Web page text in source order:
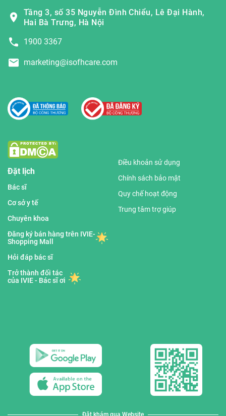
Tầng 3, số 35 Nguyễn Đình Chiểu, Lê Đại Hành,
Hai Bà Trưng, Hà Nội
1900 3367
marketing@isofhcare.com
Đặt lịch
Bác sĩ
Cơ sở y tế
Chuyên khoa
Đăng ký bán hàng trên IVIE-
Shopping Mall
Hỏi đáp bác sĩ
Trở thành đối tác
của IVIE - Bác sĩ ơi
Điều khoản sử dụng
Chính sách bảo mật
Quy chế hoạt động
Trung tâm trợ giúp
Đặt khám qua Website